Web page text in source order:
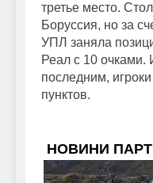
третье место.
Боруссия, но за
УПЛ заняла
Реал с 10
последним,
пунктов.